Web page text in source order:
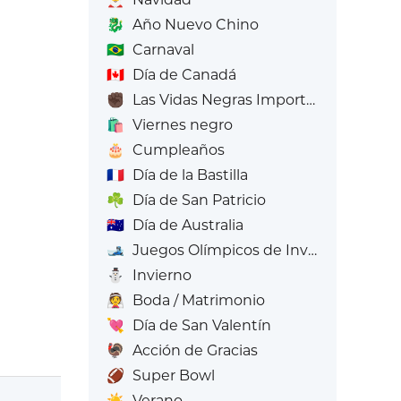
🐉 Año Nuevo Chino
🇧🇷 Carnaval
🇨🇦 Día de Canadá
✊🏿 Las Vidas Negras Importan
🛍️ Viernes negro
🎂
Cumpleaños
🇫🇷 Día de la Bastilla
☘️ Día de San Patricio
🇦🇺 Día de Australia
🎿 Juegos Olímpicos de Invierno
⛄
Invierno
👰 Boda / Matrimonio
💘 Día de San Valentín
🦃 Acción de Gracias
🏈 Super Bowl